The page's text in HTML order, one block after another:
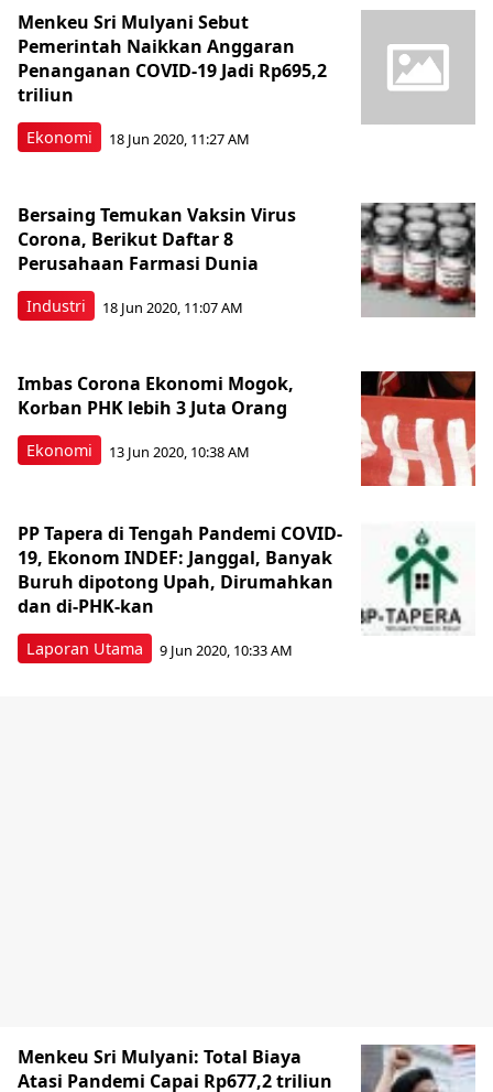
Ekonomi
Menkeu Sri Mulyani Sebut
Pemerintah Naikkan Anggaran
Penanganan COVID-19 Jadi Rp695,2
triliun
18 Jun 2020, 11:27 AM
Industri
Bersaing Temukan Vaksin Virus
Corona, Berikut Daftar 8
Perusahaan Farmasi Dunia
18 Jun 2020, 11:07 AM
Ekonomi
Imbas Corona Ekonomi Mogok,
Korban PHK lebih 3 Juta Orang
13 Jun 2020, 10:38 AM
Laporan Utama
PP Tapera di Tengah Pandemi COVID-
19, Ekonom INDEF: Janggal, Banyak
Buruh dipotong Upah, Dirumahkan
dan di-PHK-kan
9 Jun 2020, 10:33 AM
Menkeu Sri Mulyani: Total Biaya
Atasi Pandemi Capai Rp677,2 triliun